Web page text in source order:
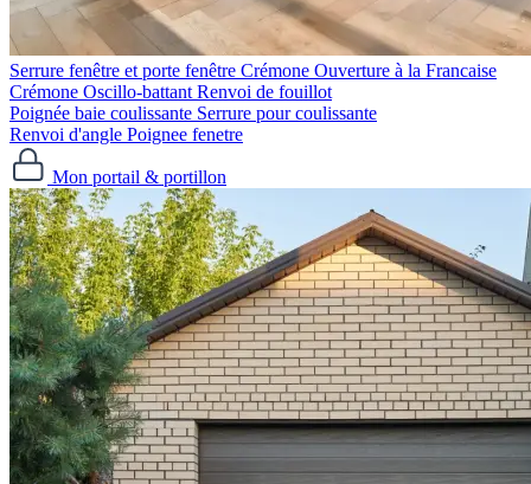
Serrure fenêtre et porte fenêtre
Crémone Ouverture à la Francaise
Crémone Oscillo-battant Renvoi de fouillot
Poignée baie coulissante Serrure pour coulissante
Renvoi d'angle Poignee fenetre
Mon portail & portillon